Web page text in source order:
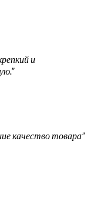
и
качество товара”